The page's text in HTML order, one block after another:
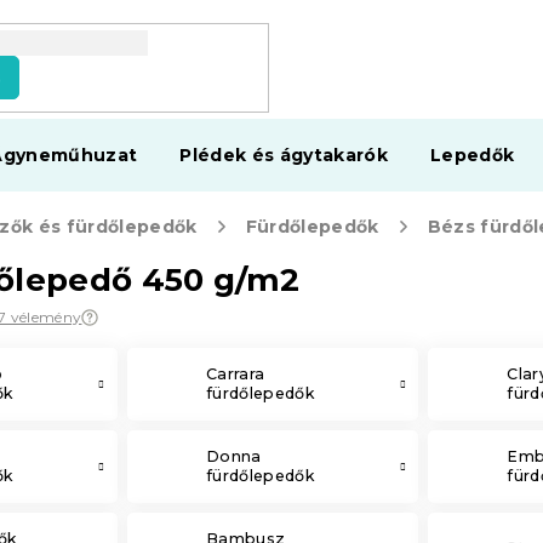
Plédek és ágytakarók Lepedők
és fürdőlepedők Fürdőlepedők Bézs
450 g/m2
vélemény
Carrara
fürdőlepedők
Donna
fürdőlepedők
Bambusz